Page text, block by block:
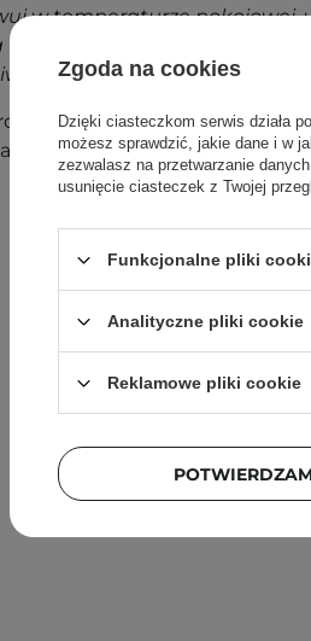
w temperaturze pokojowej,
temperatur podczas
produktu.
mogą ulec zmianie.
na opakowaniu. Masz
Zgoda na cookies
Dzięki ciasteczkom serwis działa
możesz sprawdzić, jakie dane i w
zezwalasz na przetwarzanie
usunięcie ciasteczek z Twojej
Funkcjonalne pliki
Analityczne pliki cookie
Reklamowe pliki cookie